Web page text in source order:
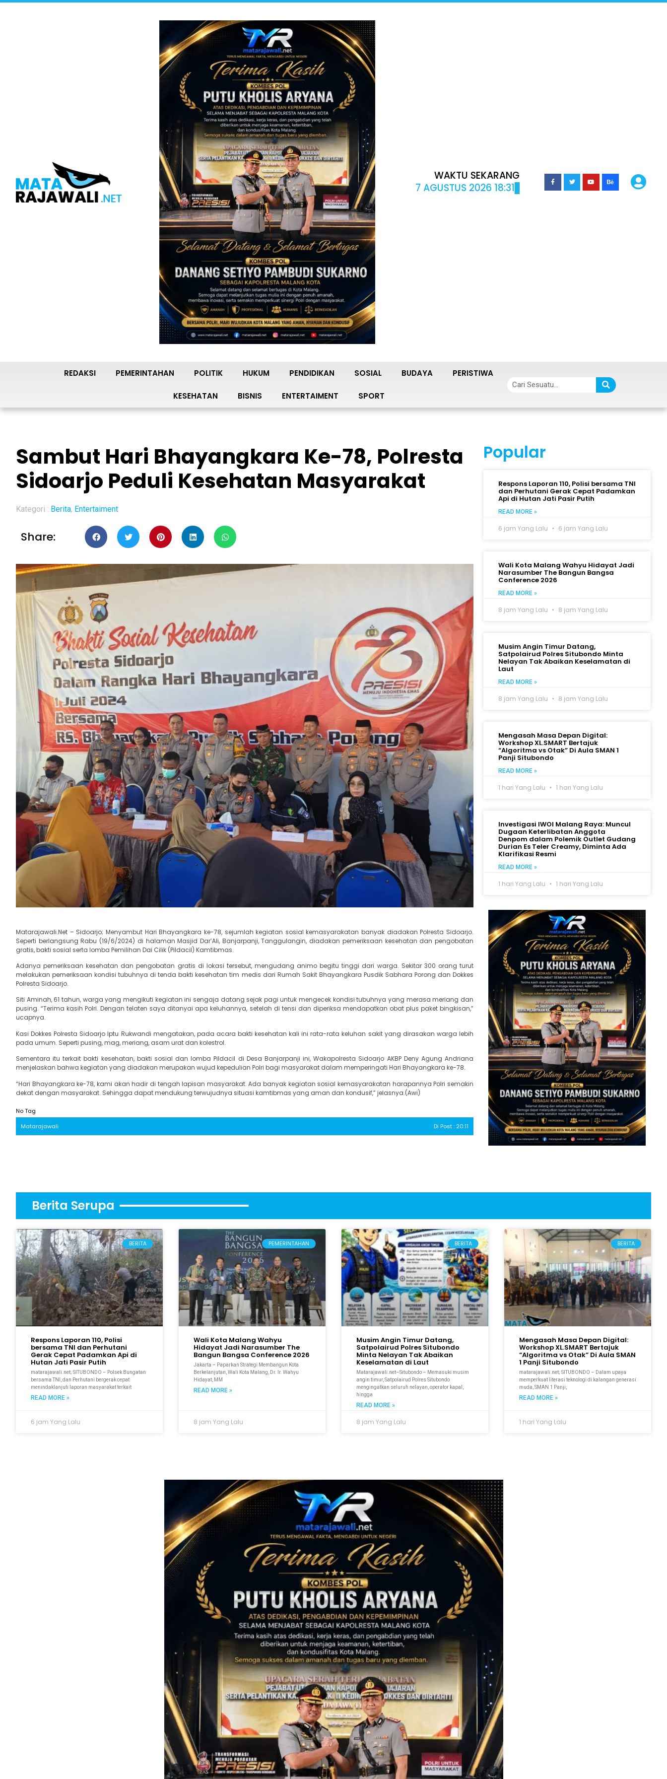
WAKTU SEKARANG
7 AGUSTUS 2026 18:31
REDAKSI PEMERINTAHAN POLITIK HUKUM PENDIDIKAN SOSIAL BUDAYA PERISTIWA
KESEHATAN BISNIS ENTERTAIMENT SPORT
Sambut Hari Bhayangkara Ke-78, Polresta
Sidoarjo Peduli Kesehatan Masyarakat
Kategori : Berita, Entertaiment
Share:
Matarajawali.Net – Sidoarjo; Menyambut Hari Bhayangkara ke-78, sejumlah kegiatan sosial kemasyarakatan banyak diadakan Polresta Sidoarjo.
Seperti berlangsung Rabu (19/6/2024) di halaman Masjid Dar’Ali, Banjarpanji, Tanggulangin, diadakan pemeriksaan kesehatan dan pengobatan
gratis, bakti sosial serta lomba Pemilihan Dai Cilik (Pildacil) Kamtibmas.
Adanya pemeriksaan kesehatan dan pengobatan gratis di lokasi tersebut, mengudang animo begitu tinggi dari warga. Sekitar 300 orang turut
melakukan pemeriksaan kondisi tubuhnya di tenda bakti kesehatan tim medis dari Rumah Sakit Bhayangkara Pusdik Sabhara Porong dan Dokkes
Polresta Sidoarjo.
Siti Aminah, 61 tahun, warga yang mengikuti kegiatan ini sengaja datang sejak pagi untuk mengecek kondisi tubuhnya yang merasa meriang dan
pusing. “Terima kasih Polri. Dengan telaten saya ditanyai apa keluhannya, setelah di tensi dan diperiksa mendapatkan obat plus paket bingkisan,”
ucapnya.
Kasi Dokkes Polresta Sidoarjo Iptu Rukwandi mengatakan, pada acara bakti kesehatan kali ini rata-rata keluhan sakit yang dirasakan warga lebih
pada umum. Seperti pusing, mag, meriang, asam urat dan kolestrol.
Sementara itu terkait bakti kesehatan, bakti sosial dan lomba Pildacil di Desa Banjarpanji ini, Wakapolresta Sidoarjo AKBP Deny Agung Andriana
menjelaskan bahwa kegiatan yang diadakan merupakan wujud kepedulian Polri bagi masyarakat dalam memperingati Hari Bhayangkara ke-78.
“Hari Bhayangkara ke-78, kami akan hadir di tengah lapisan masyarakat. Ada banyak kegiatan sosial kemasyarakatan harapannya Polri semakin
dekat dengan masyarakat. Sehingga dapat mendukung terwujudnya situasi kamtibmas yang aman dan kondusif,” jelasnya.(Awi)
No Tag
Matarajawali
Di Post : 20:11
Popular
Respons Laporan 110, Polisi bersama TNI
dan Perhutani Gerak Cepat Padamkan
Api di Hutan Jati Pasir Putih
READ MORE »
6 jam Yang Lalu 6 jam Yang Lalu
Wali Kota Malang Wahyu Hidayat Jadi
Narasumber The Bangun Bangsa
Conference 2026
READ MORE »
8 jam Yang Lalu 8 jam Yang Lalu
Musim Angin Timur Datang,
Satpolairud Polres Situbondo Minta
Nelayan Tak Abaikan Keselamatan di
Laut
READ MORE »
8 jam Yang Lalu 8 jam Yang Lalu
Mengasah Masa Depan Digital:
Workshop XL.SMART Bertajuk
“Algoritma vs Otak” Di Aula SMAN 1
Panji Situbondo
READ MORE »
1 hari Yang Lalu 1 hari Yang Lalu
Investigasi IWOI Malang Raya: Muncul
Dugaan Keterlibatan Anggota
Denpom dalam Polemik Outlet Gudang
Durian Es Teler Creamy, Diminta Ada
Klarifikasi Resmi
READ MORE »
1 hari Yang Lalu 1 hari Yang Lalu
Berita Serupa
BERITA
Respons Laporan 110, Polisi
bersama TNI dan Perhutani
Gerak Cepat Padamkan Api di
Hutan Jati Pasir Putih
matarajawali.net; SITUBONDO – Polsek Bungatan
bersama TNI, dan Perhutani bergerak cepat
menindaklanjuti laporan masyarakat terkait
READ MORE »
6 jam Yang Lalu
PEMERINTAHAN
Wali Kota Malang Wahyu
Hidayat Jadi Narasumber The
Bangun Bangsa Conference 2026
Jakarta – Paparkan Strategi Membangun Kota
Berkelanjutan, Wali Kota Malang, Dr. Ir. Wahyu
Hidayat, MM
READ MORE »
8 jam Yang Lalu
BERITA
Musim Angin Timur Datang,
Satpolairud Polres Situbondo
Minta Nelayan Tak Abaikan
Keselamatan di Laut
Matarajawali.net–Situbondo – Memasuki musim
angin timur, Satpolairud Polres Situbondo
mengingatkan seluruh nelayan, operator kapal,
hingga
READ MORE »
8 jam Yang Lalu
BERITA
Mengasah Masa Depan Digital:
Workshop XL.SMART Bertajuk
“Algoritma vs Otak” Di Aula SMAN
1 Panji Situbondo
matarajawali.net; SITUBONDO – Dalam upaya
memperkuat literasi teknologi di kalangan generasi
muda, SMAN 1 Panji,
READ MORE »
1 hari Yang Lalu